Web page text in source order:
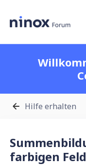
Hilfe erhalten
farbigen